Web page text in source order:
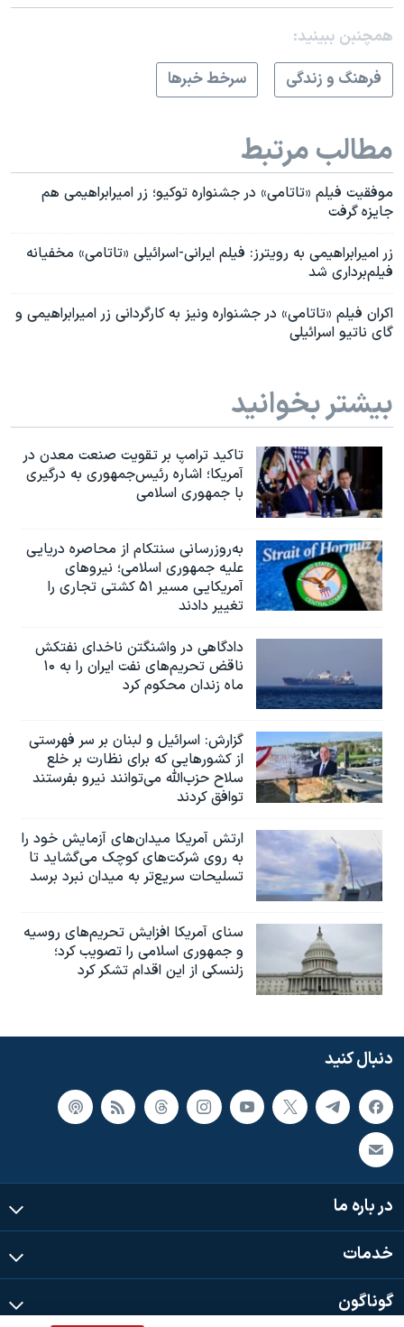
همچنبن ببینید:
فرهنگ و زندگی
سرخط خبرها
مطالب مرتبط
موفقیت فیلم «تاتامی» در جشنواره توکیو؛ زر امیرابراهیمی هم
جایزه گرفت
زر امیرابراهیمی به رویترز:‌ فیلم ایرانی-اسرائیلی «تاتامی» مخفیانه
فیلم‌برداری شد
اکران فیلم «تاتامی» در جشنواره ونیز به کارگردانی زر امیرابراهیمی و
گای ناتیو اسرائیلی
بیشتر بخوانید
تاکید ترامپ بر تقویت صنعت معدن در
آمریکا؛ اشاره رئیس‌جمهوری به درگیری
با جمهوری اسلامی
به‌روزرسانی سنتکام از محاصره دریایی
علیه جمهوری اسلامی؛ نیروهای
آمریکایی مسیر ۵۱ کشتی تجاری را
تغییر دادند
دادگاهی در واشنگتن ناخدای نفتکش
ناقض تحریم‌های نفت ایران را به ۱۰
ماه زندان محکوم کرد
گزارش‌: اسرائيل و لبنان بر سر فهرستی
از کشورهایی که برای نظارت بر خلع
سلاح حزب‌الله می‌توانند نیرو بفرستند
توافق کردند
ارتش آمریکا میدان‌های آزمایش خود را
به روی شرکت‌های کوچک می‌گشاید تا
تسلیحات سریع‌تر به میدان نبرد برسد
سنای آمریکا افزایش تحریم‌های روسیه
و جمهوری اسلامی را تصویب کرد؛
زلنسکی از این اقدام تشکر کرد
دنبال کنید
در باره ما
خدمات
گوناگون